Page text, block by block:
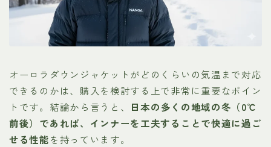
オーロラダウンジャケットがどのくらいの気温まで対応
できるのかは、購入を検討する上で非常に重要なポイン
トです。結論から言うと、
日本の多くの地域の冬（0℃
前後）であれば、インナーを工夫することで快適に過ご
せる性能を持っています。